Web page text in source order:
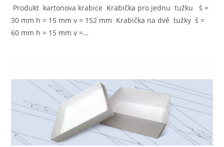
Produkt kartonova krabice Krabička pro jednu tužku š =
30 mm h = 15 mm v = 152 mm Krabička na dvě tužky š =
60 mm h = 15 mm v =…